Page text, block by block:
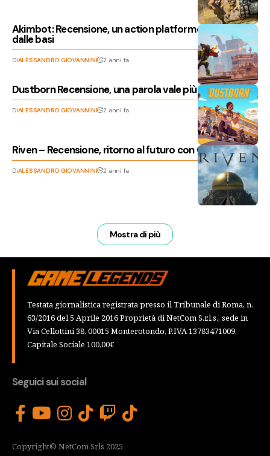
Akimbot: Recensione, un action platformer che riparte
dalle basi
DiALESSANDRO GIOVANNINI 2 anni fa
Dustborn Recensione, una parola vale più di mille gesti
DiALESSANDRO GIOVANNINI 2 anni fa
Riven – Recensione, ritorno al futuro con Cyan World
DiALESSANDRO GIOVANNINI 2 anni fa
Mostra di più
Testata giornalistica registrata presso il Tribunale di Roma, n.
63/2016 del 5 Aprile 2016 Proprietà di NetCom S.r.l.s., sede in
Via Cellottini 38, 00015 Monterotondo, P.IVA 13783471009,
Capitale Sociale 100,00€
Seguici sui social
Copyright© NetCom Srls 2025